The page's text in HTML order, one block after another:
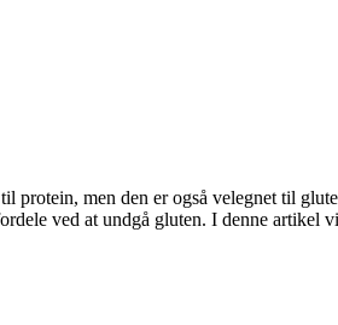
men den er også velegnet til
ved at undgå gluten. I denne